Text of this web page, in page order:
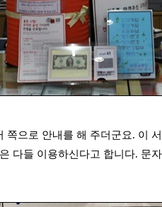
으로 안내를 해 주더군요. 이
다들 이용하신다고 합니다. 문